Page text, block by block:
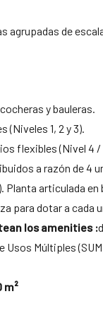
agrupadas de
y bauleras.
(Niveles 1, 2 y 3).
flexibles (Nivel 4 /
a razón de 4
Planta articulada
para dotar a cada
los amenities :
Usos Múltiples
m²